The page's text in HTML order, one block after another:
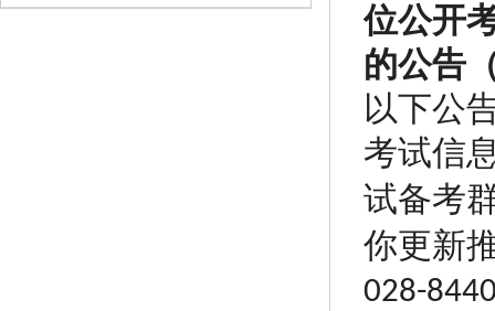
位公开
的公告
以下公
考试信
试备考
你更新
028-